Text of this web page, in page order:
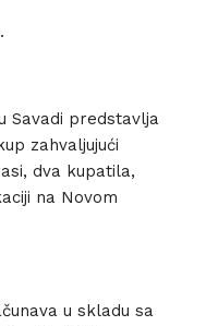
Savadi predstavlja
zahvaljujući
dva kupatila,
na Novom
u skladu sa